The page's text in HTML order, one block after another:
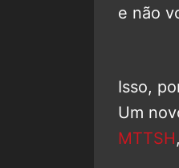
e não
Isso,
Um
MTTSH